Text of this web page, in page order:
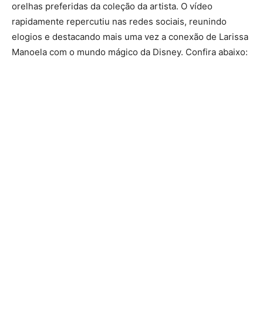
orelhas preferidas da coleção da artista. O vídeo
rapidamente repercutiu nas redes sociais, reunindo
elogios e destacando mais uma vez a conexão de Larissa
Manoela com o mundo mágico da Disney. Confira abaixo: